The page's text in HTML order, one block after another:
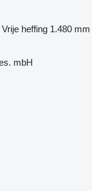
Vrije heffing 1.480 mm
mbH